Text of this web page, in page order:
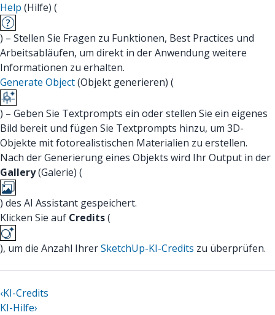
Help (Hilfe) (
) – Stellen Sie Fragen zu Funktionen, Best Practices und
Arbeitsabläufen, um direkt in der Anwendung weitere
Informationen zu erhalten.
Generate Object(Objekt generieren) (
) – Geben Sie Textprompts ein oder stellen Sie ein eigenes
Bild bereit und fügen Sie Textprompts hinzu, um 3D-
Objekte mit fotorealistischen Materialien zu erstellen.
Nach der Generierung eines Objekts wird Ihr Output in der
Gallery(Galerie) (
) des AI Assistant gespeichert.
Klicken Sie auf Credits(
), um die Anzahl IhrerSketchUp-KI-Credits zu überprüfen.
‹KI-Credits
KI-Hilfe›